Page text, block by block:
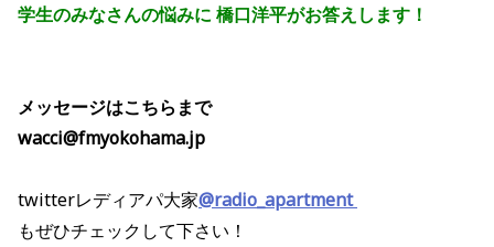
学生のみなさんの悩みに 橋口洋平がお答えします！
メッセージはこちらまで
wacci@fmyokohama.jp
twitterレディアパ大家@radio_apartment
もぜひチェックして下さい！